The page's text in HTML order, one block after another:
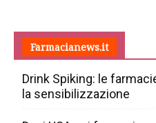
Farmacianews.it
Drink Spiking: le
la sensibilizzazione